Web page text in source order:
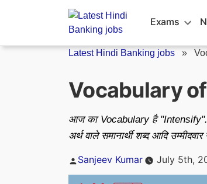
Exams
Latest Hindi Banking jobs »
Vocabulary
आज का Vocabulary है "Intensify".
अर्थ वाले समानार्थी शब्द आदि
Posted
Sanjeev Kumar July 5th,